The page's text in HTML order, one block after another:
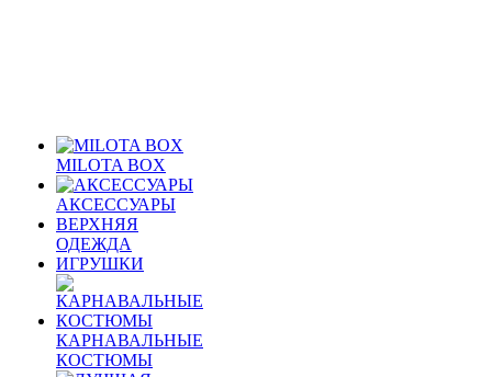
MILOTA BOX
АКСЕССУАРЫ
ВЕРХНЯЯ
ОДЕЖДА
ИГРУШКИ
КАРНАВАЛЬНЫЕ
КОСТЮМЫ